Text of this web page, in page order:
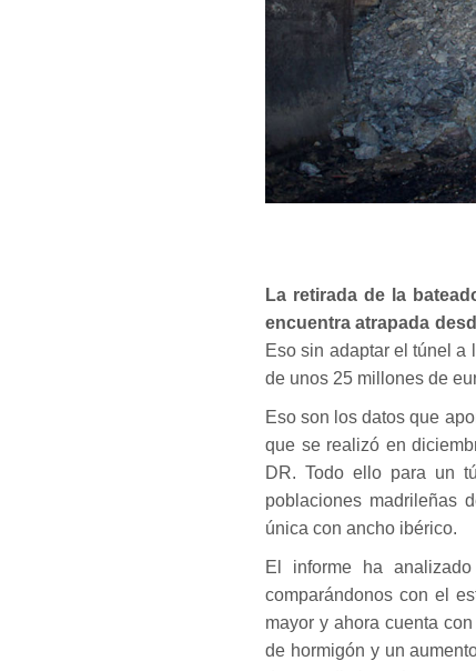
La retirada de la
encuentra atrapada
Eso sin adaptar el túnel a
de unos 25 millones de
Eso son los datos que
que se realizó en
DR. Todo ello para un
poblaciones madrileñas
única con ancho ibérico.
El informe ha
comparándonos con el
mayor y ahora cuenta
de hormigón y un